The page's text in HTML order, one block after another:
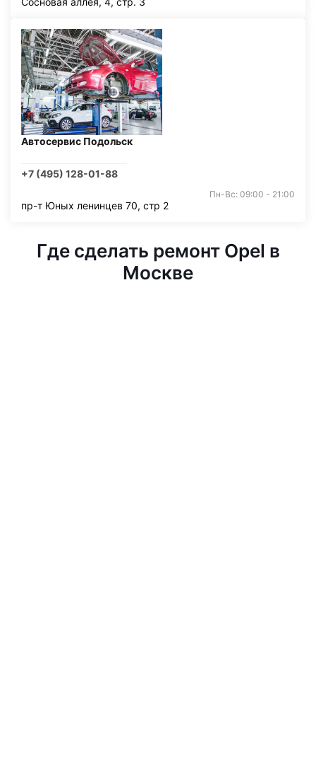
Автосервис Подольск
+7 (495) 128-01-88
Пн-Вс: 09:00 - 21:00
пр-т Юных ленинцев 70, стр 2
Где сделать ремонт Opel в
Москве